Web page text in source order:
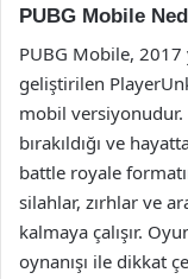
PUBG Mobile
PUBG Mobile, 2017
geliştirilen
mobil
bırakıldığı ve
battle royale
silahlar, zırhlar ve
kalmaya çalışır.
oynanışı ile dikkat